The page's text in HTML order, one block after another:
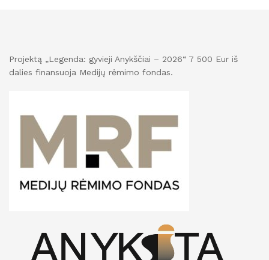
Projektą „Legenda: gyvieji Anykščiai – 2026“ 7 500 Eur iš
dalies finansuoja Medijų rėmimo fondas.